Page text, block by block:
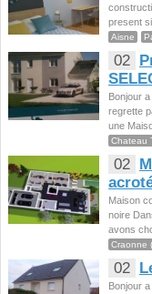
present
Aisne
02
Bonjour
regrette
une
Chateau
02
Maison
noire
avons
Craonne
02
Bonjour